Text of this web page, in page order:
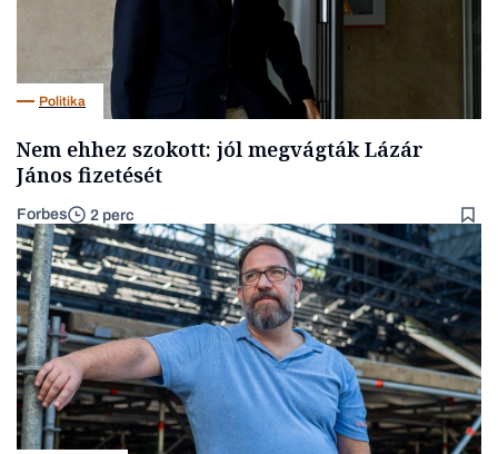
Politika
Nem ehhez szokott: jól megvágták Lázár
János fizetését
Forbes 2 perc